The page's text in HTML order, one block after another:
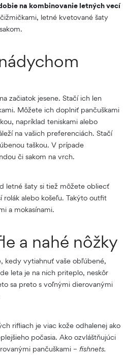
na kombinovanie letných vecí
letné kvetované šaty
začiatok jesene. Stačí ich len
Môžete ich doplniť pančuškami
napríklad teniskami alebo
na vašich preferenciách. Stačí
taškou. V prípade
či sakom na vrch.
letné šaty si tiež môžete obliecť
alebo košeľu. Takýto outfit
a mokasínami.
a nahé nôžky
kedy vytiahnuť vaše obľúbené,
leta je na nich priteplo, neskôr
sa preto s voľnými dierovanými
rifliach je viac kože odhalenej ako
počasia. Ako ozvláštňujúci
pančuškami – fishnets.